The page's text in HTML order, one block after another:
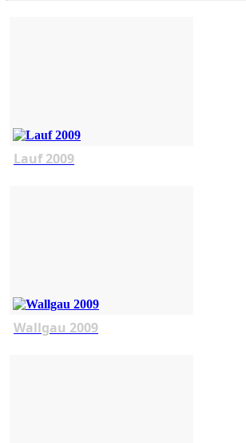
Lauf 2009
Wallgau 2009